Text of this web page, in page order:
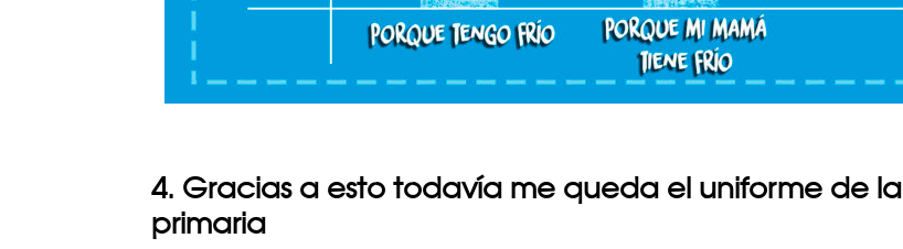
4. Gracias a esto todavía me queda el uniforme de la
primaria